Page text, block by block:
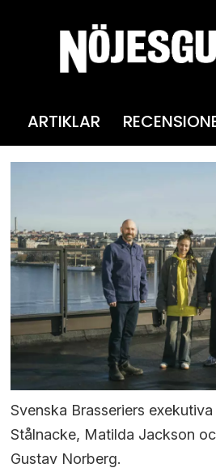
ARTIKLAR
Svenska Brasseriers
Stålnacke, Matilda Jackson
Gustav Norberg.